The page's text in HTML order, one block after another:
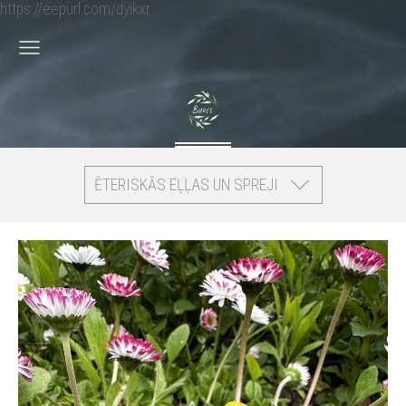
https://eepurl.com/dyikxr
ĒTERISKĀS EĻĻAS UN SPREJI